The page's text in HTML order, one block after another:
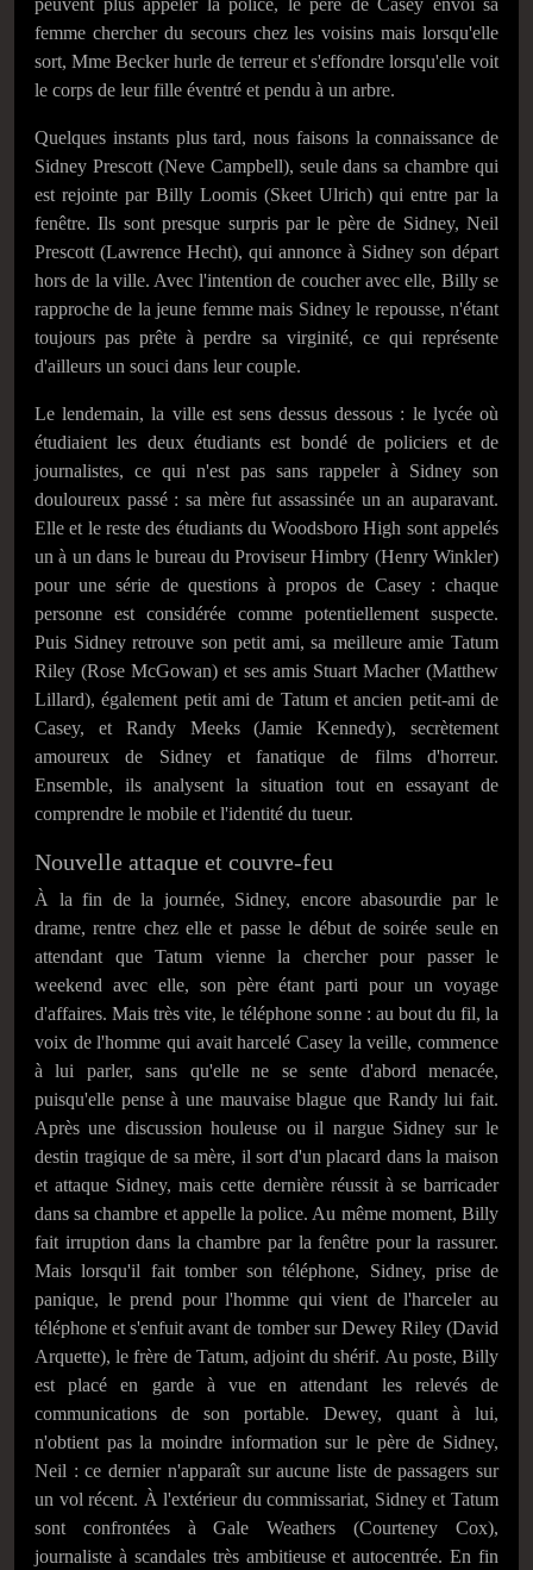
peuvent plus appeler la police, le père de Casey envoi sa
femme chercher du secours chez les voisins mais lorsqu'elle
sort, Mme Becker hurle de terreur et s'effondre lorsqu'elle voit
le corps de leur fille éventré et pendu à un arbre.
Quelques instants plus tard, nous faisons la connaissance de
Sidney Prescott (Neve Campbell), seule dans sa chambre qui
est rejointe par Billy Loomis (Skeet Ulrich) qui entre par la
fenêtre. Ils sont presque surpris par le père de Sidney, Neil
Prescott (Lawrence Hecht), qui annonce à Sidney son départ
hors de la ville. Avec l'intention de coucher avec elle, Billy se
rapproche de la jeune femme mais Sidney le repousse, n'étant
toujours pas prête à perdre sa virginité, ce qui représente
d'ailleurs un souci dans leur couple.
Le lendemain, la ville est sens dessus dessous : le lycée où
étudiaient les deux étudiants est bondé de policiers et de
journalistes, ce qui n'est pas sans rappeler à Sidney son
douloureux passé : sa mère fut assassinée un an auparavant.
Elle et le reste des étudiants du Woodsboro High sont appelés
un à un dans le bureau du Proviseur Himbry (Henry Winkler)
pour une série de questions à propos de Casey : chaque
personne est considérée comme potentiellement suspecte.
Puis Sidney retrouve son petit ami, sa meilleure amie Tatum
Riley (Rose McGowan) et ses amis Stuart Macher (Matthew
Lillard), également petit ami de Tatum et ancien petit-ami de
Casey, et Randy Meeks (Jamie Kennedy), secrètement
amoureux de Sidney et fanatique de films d'horreur.
Ensemble, ils analysent la situation tout en essayant de
comprendre le mobile et l'identité du tueur.
Nouvelle attaque et couvre-feu
À la fin de la journée, Sidney, encore abasourdie par le
drame, rentre chez elle et passe le début de soirée seule en
attendant que Tatum vienne la chercher pour passer le
weekend avec elle, son père étant parti pour un voyage
d'affaires. Mais très vite, le téléphone sonne : au bout du fil, la
voix de l'homme qui avait harcelé Casey la veille, commence
à lui parler, sans qu'elle ne se sente d'abord menacée,
puisqu'elle pense à une mauvaise blague que Randy lui fait.
Après une discussion houleuse ou il nargue Sidney sur le
destin tragique de sa mère, il sort d'un placard dans la maison
et attaque Sidney, mais cette dernière réussit à se barricader
dans sa chambre et appelle la police. Au même moment, Billy
fait irruption dans la chambre par la fenêtre pour la rassurer.
Mais lorsqu'il fait tomber son téléphone, Sidney, prise de
panique, le prend pour l'homme qui vient de l'harceler au
téléphone et s'enfuit avant de tomber sur Dewey Riley (David
Arquette), le frère de Tatum, adjoint du shérif. Au poste, Billy
est placé en garde à vue en attendant les relevés de
communications de son portable. Dewey, quant à lui,
n'obtient pas la moindre information sur le père de Sidney,
Neil : ce dernier n'apparaît sur aucune liste de passagers sur
un vol récent. À l'extérieur du commissariat, Sidney et Tatum
sont confrontées à Gale Weathers (Courteney Cox),
journaliste à scandales très ambitieuse et autocentrée. En fin